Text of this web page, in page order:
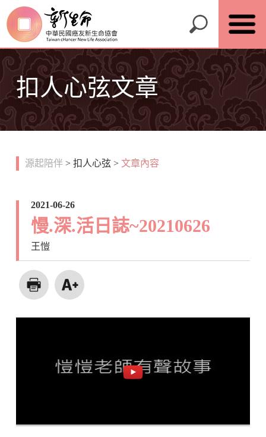
扣人心弦文章
源起陪伴 > 扣人心弦 > 文章內容
2021-06-26
慢.深.活日誌~20210626
王愷